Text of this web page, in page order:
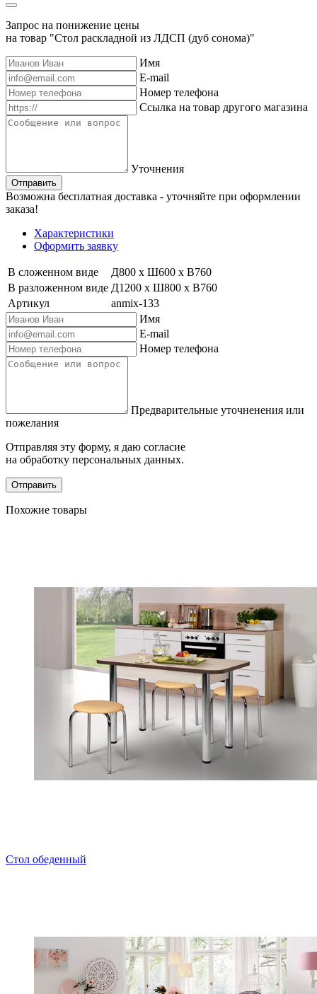
Запрос на понижение цены
на товар "Стол раскладной из ЛДСП (дуб сонома)"
Имя
E-mail
Номер телефона
Ссылка на товар другого магазина
Уточнения
Отправить
Возможна бесплатная доставка - уточняйте при оформлении
заказа!
Характеристики
Оформить заявку
В сложенном виде
Д800 х Ш600 х В760
В разложенном виде Д1200 х Ш800 х В760
Артикул
anmix-133
Имя
E-mail
Номер телефона
Предварительные уточненения или
пожелания
Отправляя эту форму, я даю согласие
на обработку персональных данных.
Отправить
Похожие товары
Стол обеденный